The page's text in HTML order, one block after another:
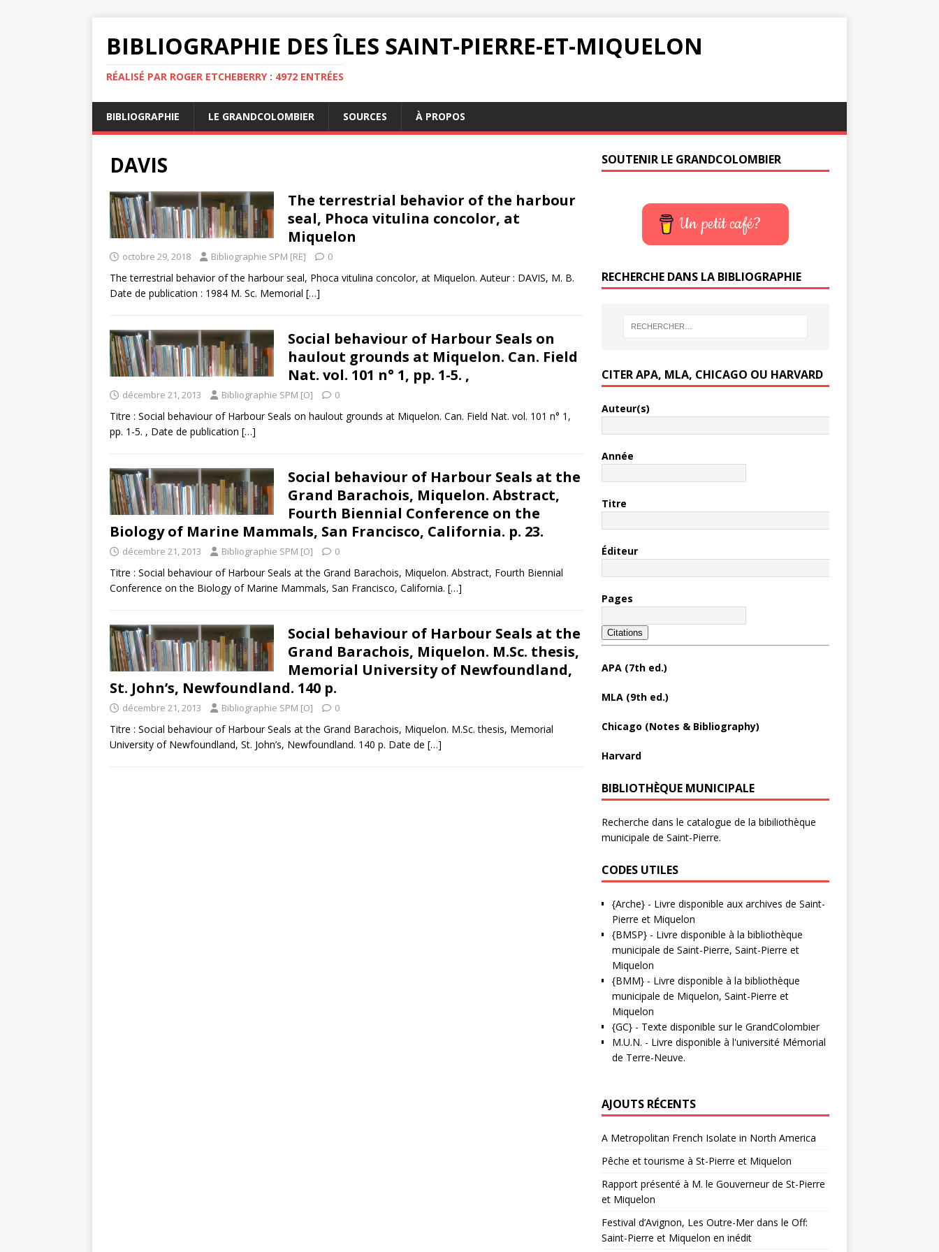
BIBLIOGRAPHIE DES ÎLES SAINT-PIERRE-ET-MIQUELON
RÉALISÉ PAR ROGER ETCHEBERRY : 4972 ENTRÉES
BIBLIOGRAPHIE LE GRANDCOLOMBIER SOURCES À PROPOS
DAVIS
The terrestrial behavior of the harbour
seal, Phoca vitulina concolor, at
Miquelon
octobre 29, 2018 Bibliographie SPM [RE] 0
The terrestrial behavior of the harbour seal, Phoca vitulina concolor, at Miquelon. Auteur : DAVIS, M. B.
Date de publication : 1984 M. Sc. Memorial […]
Social behaviour of Harbour Seals on
haulout grounds at Miquelon. Can. Field
Nat. vol. 101 n° 1, pp. 1-5. ,
décembre 21, 2013 Bibliographie SPM [O] 0
Titre : Social behaviour of Harbour Seals on haulout grounds at Miquelon. Can. Field Nat. vol. 101 n° 1,
pp. 1-5. , Date de publication […]
Social behaviour of Harbour Seals at the
Grand Barachois, Miquelon. Abstract,
Fourth Biennial Conference on the
Biology of Marine Mammals, San Francisco, California. p. 23.
décembre 21, 2013 Bibliographie SPM [O] 0
Titre : Social behaviour of Harbour Seals at the Grand Barachois, Miquelon. Abstract, Fourth Biennial
Conference on the Biology of Marine Mammals, San Francisco, California. […]
Social behaviour of Harbour Seals at the
Grand Barachois, Miquelon. M.Sc. thesis,
Memorial University of Newfoundland,
St. John’s, Newfoundland. 140 p.
décembre 21, 2013 Bibliographie SPM [O] 0
Titre : Social behaviour of Harbour Seals at the Grand Barachois, Miquelon. M.Sc. thesis, Memorial
University of Newfoundland, St. John’s, Newfoundland. 140 p. Date de […]
SOUTENIR LE GRANDCOLOMBIER
Un petit café?
RECHERCHE DANS LA BIBLIOGRAPHIE
CITER APA, MLA, CHICAGO OU HARVARD
Auteur(s)
Année
Titre
Éditeur
Pages
Citations
APA (7th ed.)
MLA (9th ed.)
Chicago (Notes & Bibliography)
Harvard
BIBLIOTHÈQUE MUNICIPALE
Recherche dans le catalogue de la bibiliothèque
municipale de Saint-Pierre.
CODES UTILES
{Arche}- Livre disponible aux archives de Saint-
Pierre et Miquelon
{BMSP}- Livre disponible à la bibliothèque
municipale de Saint-Pierre, Saint-Pierre et
Miquelon
{BMM}- Livre disponible à la bibliothèque
municipale de Miquelon, Saint-Pierre et
Miquelon
{GC}- Texte disponible sur le GrandColombier
M.U.N. - Livre disponible à l'université Mémorial
de Terre-Neuve.
AJOUTS RÉCENTS
A Metropolitan French Isolate in North America
Pêche et tourisme à St-Pierre et Miquelon
Rapport présenté à M. le Gouverneur de St-Pierre
et Miquelon
Festival d’Avignon, Les Outre-Mer dans le Off:
Saint-Pierre et Miquelon en inédit